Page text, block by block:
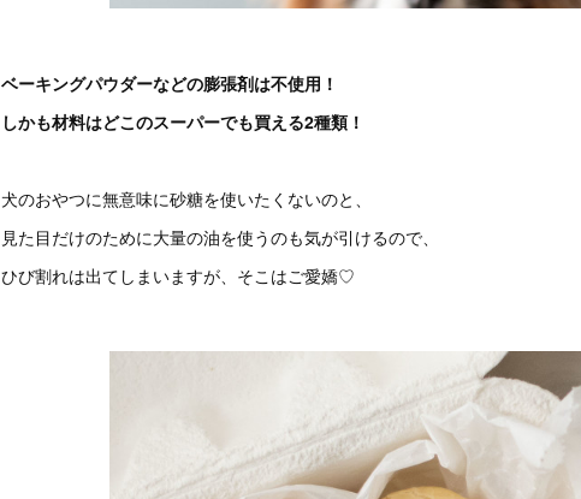
ベーキングパウダーなどの膨張剤は不使用！
しかも材料はどこのスーパーでも買える2種類！
犬のおやつに無意味に砂糖を使いたくないのと、
見た目だけのために大量の油を使うのも気が引けるので、
ひび割れは出てしまいますが、そこはご愛嬌♡